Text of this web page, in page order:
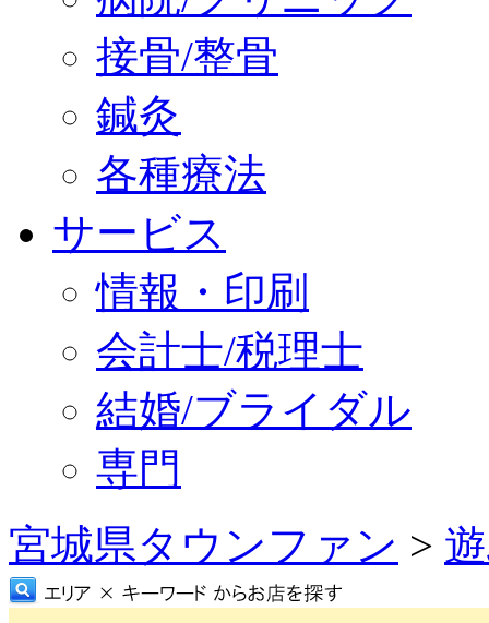
接骨/整骨
鍼灸
各種療法
サービス
情報・印刷
会計士/税理士
結婚/ブライダル
専門
宮城県タウンファン >